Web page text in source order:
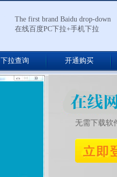
The first brand Baidu drop-down
在线百度PC下拉+手机下拉
下拉查询 开通购买
无需下载软